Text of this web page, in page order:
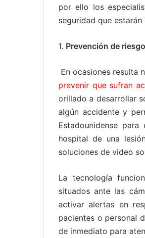
por ello los
seguridad que
1. Prevención de
En ocasiones resulta
prevenir que sufran
orillado a desarrollar
algún accidente y
Estadounidense
hospital de una
soluciones de video
La tecnología
situados ante las
activar alertas en
pacientes o personal
de inmediato para